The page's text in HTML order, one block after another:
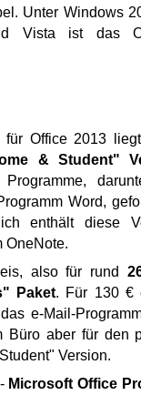
Unter Windows
Vista ist das
für Office 2013
& Student"
Word,
enthält diese
OneNote.
also für rund
Paket. Für 130 €
e-Mail-
Büro aber für den
Version.
Microsoft Office